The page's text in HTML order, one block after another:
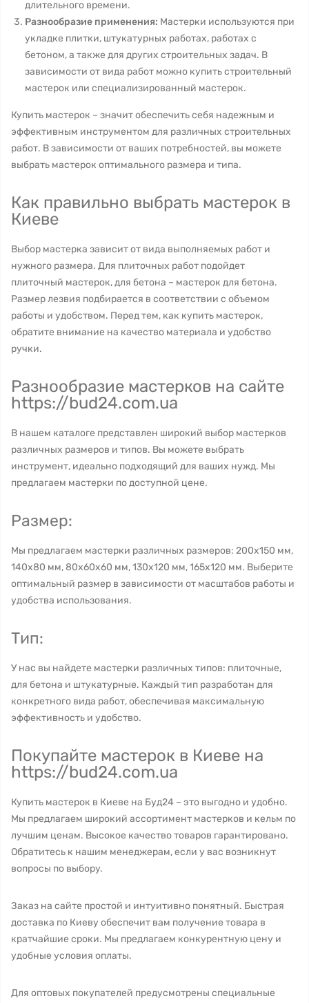
длительного времени.
Разнообразие применения: Мастерки используются при
укладке плитки, штукатурных работах, работах с
бетоном, а также для других строительных задач. В
зависимости от вида работ можно купить строительный
мастерок или специализированный мастерок.
Купить мастерок – значит обеспечить себя надежным и
эффективным инструментом для различных строительных
работ. В зависимости от ваших потребностей, вы можете
выбрать мастерок оптимального размера и типа.
Как правильно выбрать мастерок в
Киеве
Выбор мастерка зависит от вида выполняемых работ и
нужного размера. Для плиточных работ подойдет
плиточный мастерок, для бетона – мастерок для бетона.
Размер лезвия подбирается в соответствии с объемом
работы и удобством. Перед тем, как купить мастерок,
обратите внимание на качество материала и удобство
ручки.
Разнообразие мастерков на сайте
https://bud24.com.ua
В нашем каталоге представлен широкий выбор мастерков
различных размеров и типов. Вы можете выбрать
инструмент, идеально подходящий для ваших нужд. Мы
предлагаем мастерки по доступной цене.
Размер:
Мы предлагаем мастерки различных размеров: 200x150 мм,
140x80 мм, 80x60x60 мм, 130x120 мм, 165x120 мм. Выберите
оптимальный размер в зависимости от масштабов работы и
удобства использования.
Тип:
У нас вы найдете мастерки различных типов: плиточные,
для бетона и штукатурные. Каждый тип разработан для
конкретного вида работ, обеспечивая максимальную
эффективность и удобство.
Покупайте мастерок в Киеве на
https://bud24.com.ua
Купить мастерок в Киеве на Буд24 – это выгодно и удобно.
Мы предлагаем широкий ассортимент мастерков и кельм по
лучшим ценам. Высокое качество товаров гарантировано.
Обратитесь к нашим менеджерам, если у вас возникнут
вопросы по выбору.
Заказ на сайте простой и интуитивно понятный. Быстрая
доставка по Киеву обеспечит вам получение товара в
кратчайшие сроки. Мы предлагаем конкурентную цену и
удобные условия оплаты.
Для оптовых покупателей предусмотрены специальные